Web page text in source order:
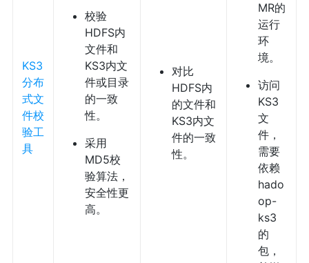
KS3
分布
式文
件校
验工
具
校验
HDFS内
文件和
KS3内文
件或目录
的一致
性。
采用
MD5校
验算法，
安全性更
高。
对比
HDFS内
的文件和
KS3内文
件的一致
性。
MR的
运行
环
境。
访问
KS3
文
件，
需要
依赖
hado
op-
ks3
的
包，